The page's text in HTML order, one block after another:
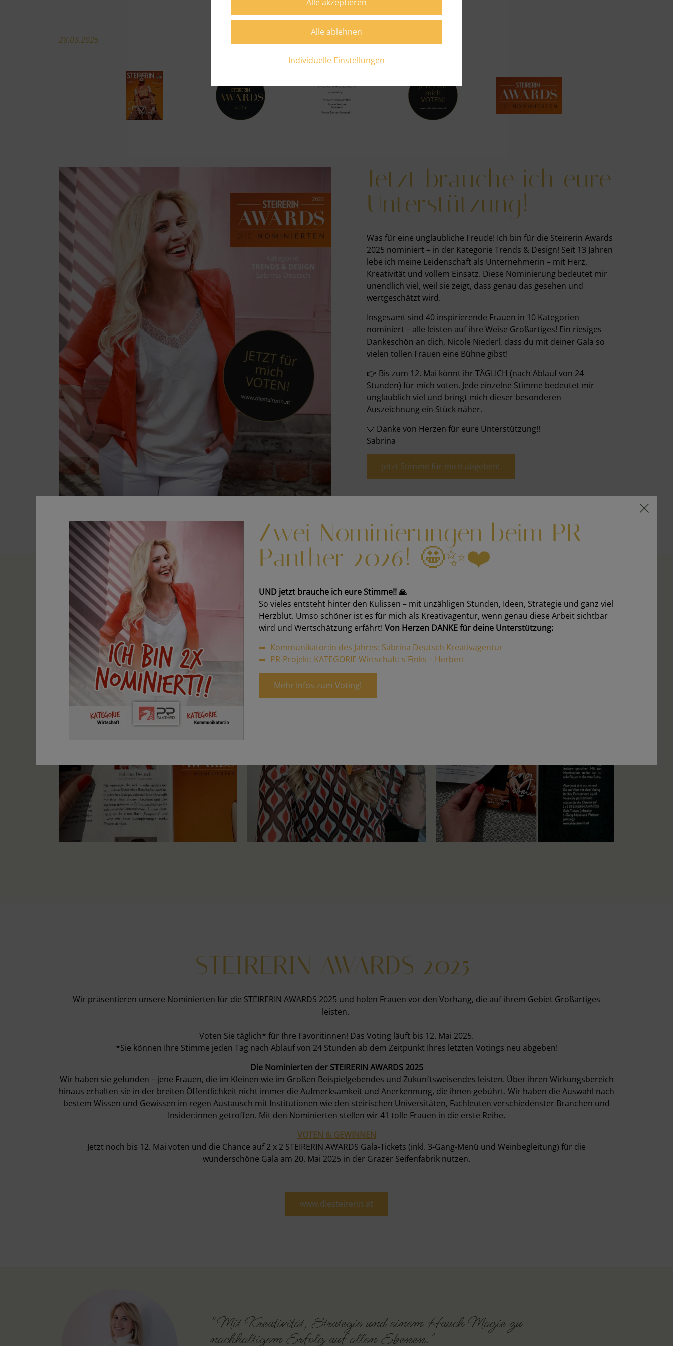
28.03.2025
Jetzt brauche ich eure
Unterstützung!
Was für eine unglaubliche Freude! Ich bin für die Steirerin Awards
2025 nominiert – in der Kategorie Trends & Design! Seit 13 Jahren
lebe ich meine Leidenschaft als Unternehmerin – mit Herz,
Kreativität und vollem Einsatz. Diese Nominierung bedeutet mir
unendlich viel, weil sie zeigt, dass genau das gesehen und
wertgeschätzt wird.
Insgesamt sind 40 inspirierende Frauen in 10 Kategorien
nominiert – alle leisten auf ihre Weise Großartiges! Ein riesiges
Dankeschön an dich, Nicole Niederl, dass du mit deiner Gala so
vielen tollen Frauen eine Bühne gibst!
👉 Bis zum 12. Mai könnt ihr TÄGLICH (nach Ablauf von 24
Stunden) für mich voten. Jede einzelne Stimme bedeutet mir
unglaublich viel und bringt mich dieser besonderen
Auszeichnung ein Stück näher.
💛 Danke von Herzen für eure Unterstützung!!
Sabrina
Jetzt Stimme für mich abgeben!
STEIRERIN AWARDS 2025
Wir präsentieren unsere Nominierten für die STEIRERIN AWARDS 2025 und holen Frauen vor den Vorhang, die auf ihrem Gebiet Großartiges
leisten.
Voten Sie täglich* für Ihre Favoritinnen! Das Voting läuft bis 12. Mai 2025.
*Sie können Ihre Stimme jeden Tag nach Ablauf von 24 Stunden ab dem Zeitpunkt Ihres letzten Votings neu abgeben!
Die Nominierten der STEIRERIN AWARDS 2025
Wir haben sie gefunden – jene Frauen, die im Kleinen wie im Großen Beispielgebendes und Zukunftsweisendes leisten. Über ihren Wirkungsbereich
hinaus erhalten sie in der breiten Öffentlichkeit nicht immer die Aufmerksamkeit und Anerkennung, die ihnen gebührt. Wir haben die Auswahl nach
bestem Wissen und Gewissen im regen Austausch mit Institutionen wie den steirischen Universitäten, Fachleuten verschiedenster Branchen und
Insider:innen getroffen. Mit den Nominierten stellen wir 41 tolle Frauen in die erste Reihe.
VOTEN & GEWINNEN
Jetzt noch bis 12. Mai voten und die Chance auf 2 x 2 STEIRERIN AWARDS Gala-Tickets (inkl. 3-Gang-Menü und Weinbegleitung) für die
wunderschöne Gala am 20. Mai 2025 in der Grazer Seifenfabrik nutzen.
www.diesteirerin.at
Individuelle Einstellungen
"Mit Kreativität, Strategie und einem Hauch Magie zu
nachhaltigem Erfolg auf allen Ebenen."
Zwei Nominierungen beim PR-
Panther 2026! 🤩✨❤️
UND jetzt brauche ich eure Stimme!! 🙏
So vieles entsteht hinter den Kulissen – mit unzähligen Stunden, Ideen, Strategie und ganz viel
Herzblut. Umso schöner ist es für mich als Kreativagentur, wenn genau diese Arbeit sichtbar
wird und Wertschätzung erfährt! Von Herzen DANKE für deine Unterstützung:
➡️ Kommunikator:in des Jahres: Sabrina Deutsch Kreativagentur
➡️ PR-Projekt: KATEGORIE Wirtschaft: s´Finks – Herbert
Mehr Infos zum Voting!